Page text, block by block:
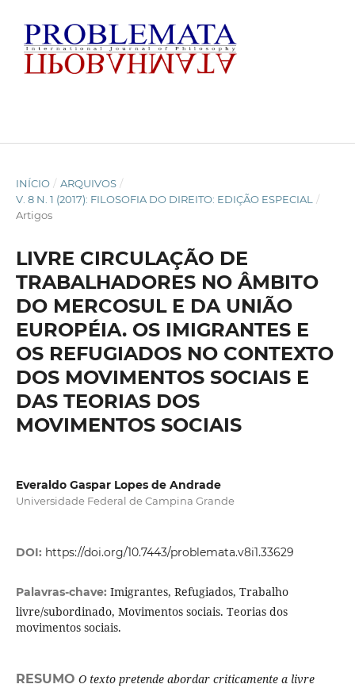
INÍCIO / ARQUIVOS /
V. 8 N. 1 (2017): FILOSOFIA DO DIREITO: EDIÇÃO ESPECIAL
/
Artigos
LIVRE CIRCULAÇÃO DE
TRABALHADORES NO ÂMBITO
DO MERCOSUL E DA UNIÃO
EUROPÉIA. OS IMIGRANTES E
OS REFUGIADOS NO CONTEXTO
DOS MOVIMENTOS SOCIAIS E
DAS TEORIAS DOS
MOVIMENTOS SOCIAIS
Everaldo Gaspar Lopes de Andrade
Universidade Federal de Campina Grande
DOI: https://doi.org/10.7443/problemata.v8i1.33629
Palavras-chave: Imigrantes, Refugiados, Trabalho
livre/subordinado, Movimentos sociais. Teorias dos
movimentos sociais.
RESUMO O texto pretende abordar criticamente a livre